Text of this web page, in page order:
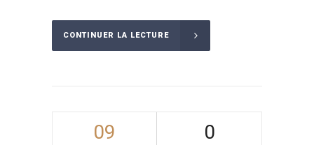
CONTINUER LA LECTURE
09 0